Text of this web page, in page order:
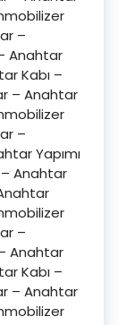
–
Anahtar
Kabı –
– Anahtar
–
Yapımı
Anahtar
–
Anahtar
Kabı –
– Anahtar